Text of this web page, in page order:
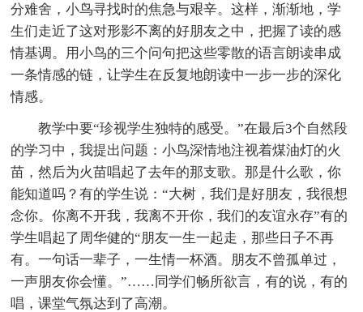
分难舍，小鸟寻找时的焦急与艰辛。这样，渐渐地，学
生们走近了这对形影不离的好朋友之中，把握了读的感
情基调。用小鸟的三个问句把这些零散的语言朗读串成
一条情感的链，让学生在反复地朗读中一步一步的深化
情感。
教学中要“珍视学生独特的感受。”在最后3个自然段
的学习中，我提出问题：小鸟深情地注视着煤油灯的火
苗，然后为火苗唱起了去年的那支歌。那是什么歌，你
能知道吗？有的学生说：“大树，我们是好朋友，我很想
念你。你离不开我，我离不开你，我们的友谊永存”有的
学生唱起了周华健的“朋友一生一起走，那些日子不再
有。一句话一辈子，一生情一杯酒。朋友不曾孤单过，
一声朋友你会懂。”……同学们畅所欲言，有的说，有的
唱，课堂气氛达到了高潮。